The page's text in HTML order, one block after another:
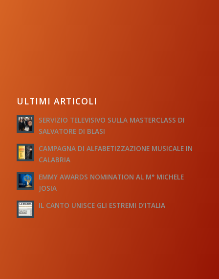
ULTIMI ARTICOLI
SERVIZIO TELEVISIVO SULLA MASTERCLASS DI
SALVATORE DI BLASI
CAMPAGNA DI ALFABETIZZAZIONE MUSICALE IN
CALABRIA
EMMY AWARDS NOMINATION AL M° MICHELE
JOSIA
IL CANTO UNISCE GLI ESTREMI D’ITALIA